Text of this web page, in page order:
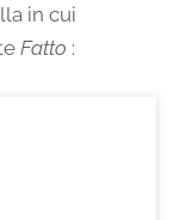
in cui
Fatto :